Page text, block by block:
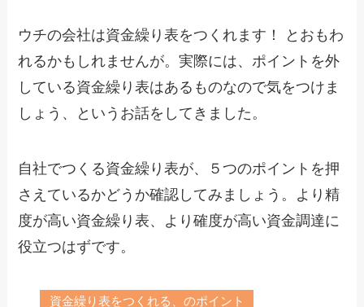
ウチの会社は資金繰り表をつくれます！ とおもわ
れるかもしれませんが。実際には、ポイントを外
している資金繰り表はあるものなので気をつけま
しょう、というお話をしてきました。
自社でつくる資金繰り表が、５つのポイントを押
さえているかどうか確認してみましょう。より精
度が高い資金繰り表、より確度が高い資金調達に
役立つはずです。
資金繰り表をつくれる、のポイント